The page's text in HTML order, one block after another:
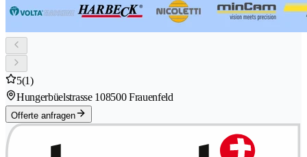
5(1)
Hungerbüelstrasse 108500 Frauenfeld
Offerte anfragen